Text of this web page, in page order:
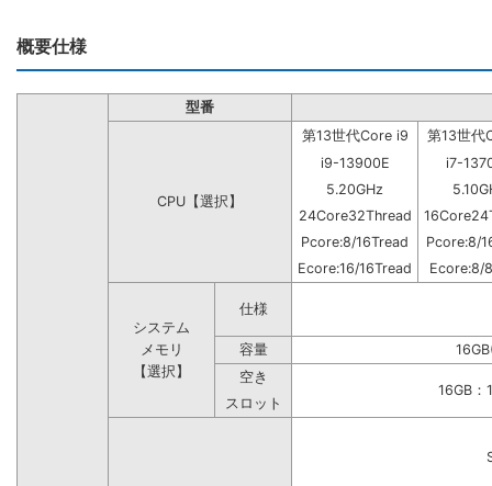
概要仕様
型番
CPU【選択】
第13世代Core i9
第13世代
i9-13900E
i7-
5.20GHz
24Core32Thread
Pcore:8/16Tread
Pcore:8/
Ecore:16/16Tread
Ecore:8/
システム
メモリ
【選択】
仕様
容量
空き
16GB
スロット